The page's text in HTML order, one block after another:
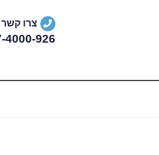
צרו קשר
4000-926